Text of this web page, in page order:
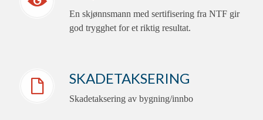
En skjønnsmann med sertifisering fra NTF gir
god trygghet for et riktig resultat.
SKADETAKSERING
Skadetaksering av bygning/innbo